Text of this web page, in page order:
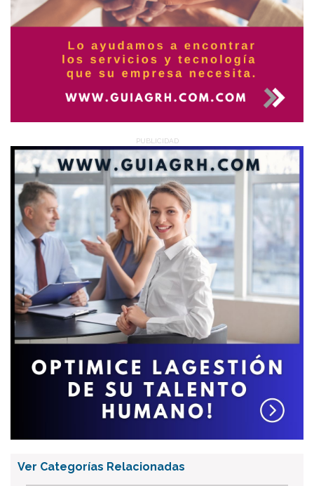
PUBLICIDAD
Ver Categorías Relacionadas